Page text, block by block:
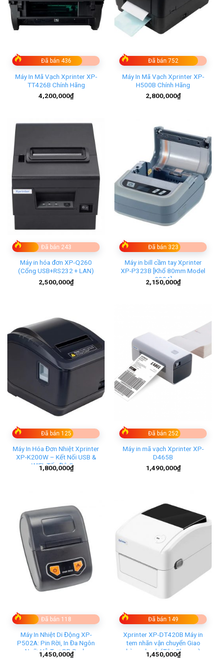
Đã bán 436
Máy In Mã Vạch Xprinter XP-
TT426B Chính Hãng
4,200,000₫
Đã bán 752
Máy In Mã Vạch Xprinter XP-
H500B Chính Hãng
2,800,000₫
Đã bán 243
Máy in hóa đơn XP-Q260
(Cổng USB+RS232 + LAN)
2,500,000₫
Đã bán 323
Máy in bill cầm tay Xprinter
XP-P323B [Khổ 80mm Model
2024]
2,150,000₫
Đã bán 125
Máy In Hóa Đơn Nhiệt Xprinter
XP-K200W – Kết Nối USB &
WIFI, Tốc Độ Cao
1,800,000₫
Đã bán 252
Máy in mã vạch Xprinter XP-
D465B
1,490,000₫
Đã bán 118
Máy In Nhiệt Di Động XP-
P502A: Pin Rời, In Đa Ngôn
Ngữ, Hỗ Trợ QR Code
1,450,000₫
Đã bán 149
Xprinter XP-DT420B Máy in
tem nhãn vận chuyển Giao
hàng nhanh (Tiki, Shopee)
1,450,000₫